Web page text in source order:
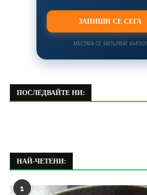
ЗАПИШИ СЕ СЕГА
МЕСТАТА СЕ ЗАПЪЛВАТ БЪРЗО!
ПОСЛЕДВАЙТЕ НИ:
НАЙ-ЧЕТЕНИ:
1